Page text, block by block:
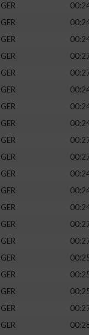
GER
GER
GER
GER
GER
GER
GER
GER
GER
GER
GER
GER
GER
GER
GER
GER
GER
GER
GER
GER